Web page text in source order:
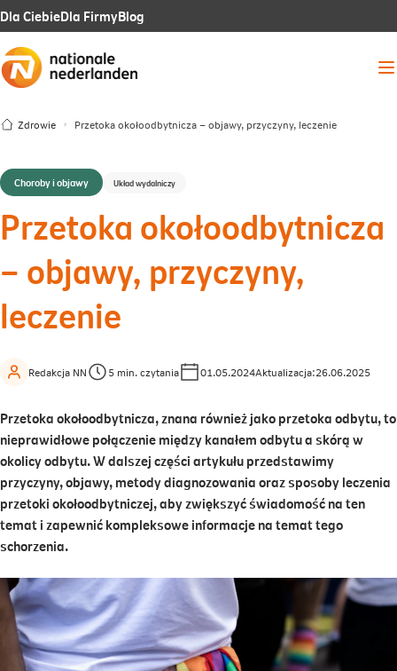
Dla CiebieLink
się
karcie
Dla FirmyLink
się
Blog
Zdrowie Przetoka okołoodbytnicza – objawy, przyczyny, leczenie
Choroby i objawy Układ wydalniczy
Przetoka okołoodbytnicza
– objawy, przyczyny,
leczenie
Redakcja NN 5 min. czytania 01.05.2024Aktualizacja:26.06.2025
Przetoka okołoodbytnicza, znana również jako przetoka odbytu, to
nieprawidłowe połączenie między kanałem odbytu a skórą w
okolicy odbytu. W dalszej części artykułu przedstawimy
przyczyny, objawy, metody diagnozowania oraz sposoby leczenia
przetoki okołoodbytniczej, aby zwiększyć świadomość na ten
temat i zapewnić kompleksowe informacje na temat tego
schorzenia.